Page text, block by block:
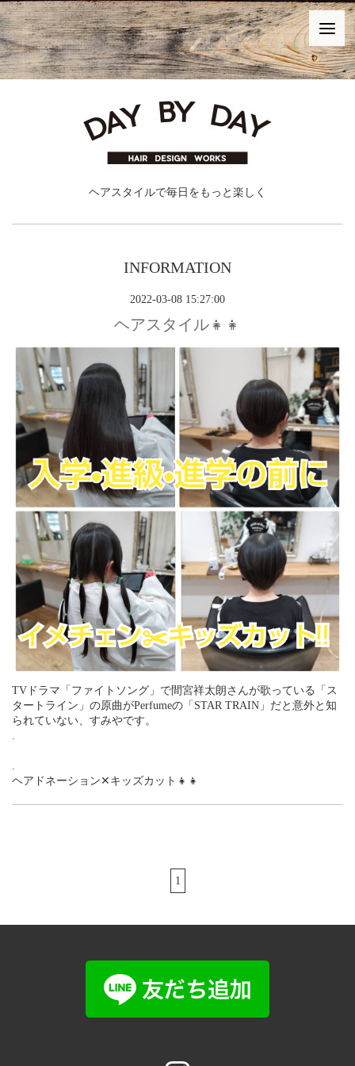
ヘアスタイルで毎日をもっと楽しく
INFORMATION
2022-03-08 15:27:00
ヘアスタイル👧👧
TVドラマ「ファイトソング」で間宮祥太朗さんが歌っている「ス
タートライン」の原曲がPerfumeの「STAR TRAIN」だと意外と知
られていない、すみやです。
.
.
ヘアドネーション✕キッズカット👧👧
1